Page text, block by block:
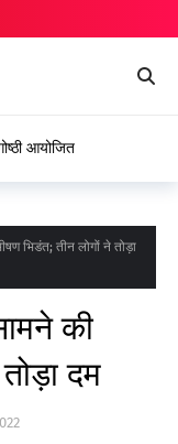
आयोजित
भिडंत; तीन लोगों ने तोड़ा
की
दम